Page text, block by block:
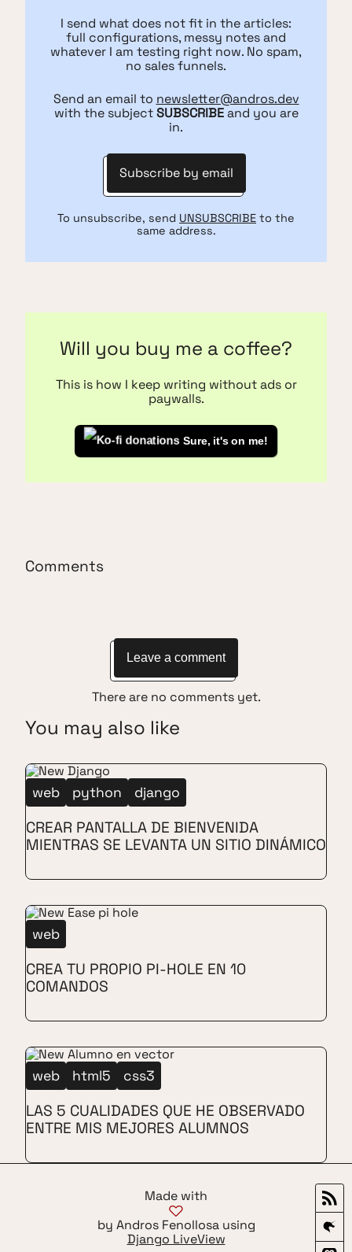
I send what does not fit in the articles:
full configurations, messy notes and
whatever I am testing right now. No spam,
no sales funnels.
Send an email to newsletter@andros.dev
with the subjectSUBSCRIBEand you are
in.
Subscribe by email
To unsubscribe, send UNSUBSCRIBE to the
same address.
Will you buy me a coffee?
This is how I keep writing without ads or
paywalls.
Sure, it's on me!
Comments
Leave a comment
There are no comments yet.
You may also like
web python django
CREAR PANTALLA DE BIENVENIDA
MIENTRAS SE LEVANTA UN SITIO DINÁMICO
web
CREA TU PROPIO PI-HOLE EN 10
COMANDOS
web html5 css3
LAS 5 CUALIDADES QUE HE OBSERVADO
ENTRE MIS MEJORES ALUMNOS
Made with
by Andros Fenollosa using
Django LiveView